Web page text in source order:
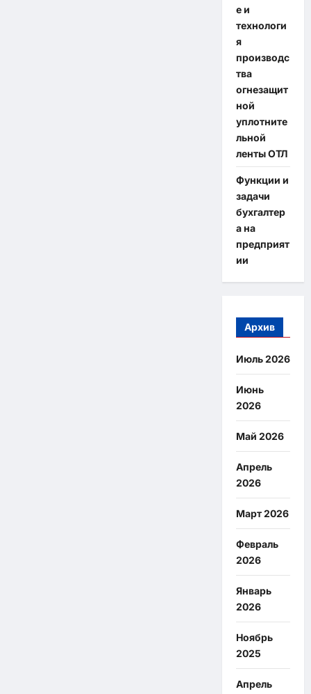
е и
технологи
я
производс
тва
огнезащит
ной
уплотните
льной
ленты ОТЛ
Функции и
задачи
бухгалтер
а на
предприят
ии
Архив
Июль 2026
Июнь
2026
Май 2026
Апрель
2026
Март 2026
Февраль
2026
Январь
2026
Ноябрь
2025
Апрель